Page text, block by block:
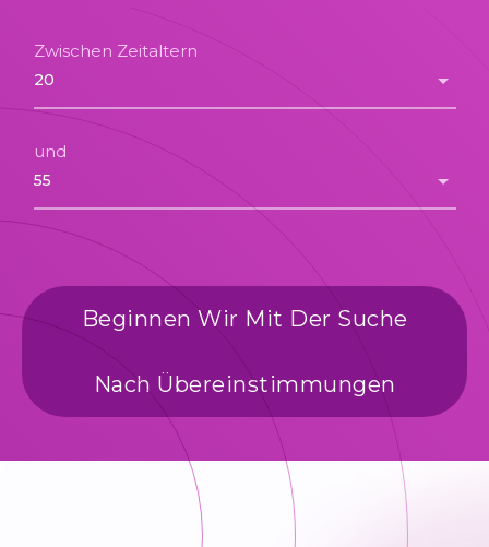
Zwischen Zeitaltern
und
Beginnen Wir Mit Der Suche
Nach Übereinstimmungen